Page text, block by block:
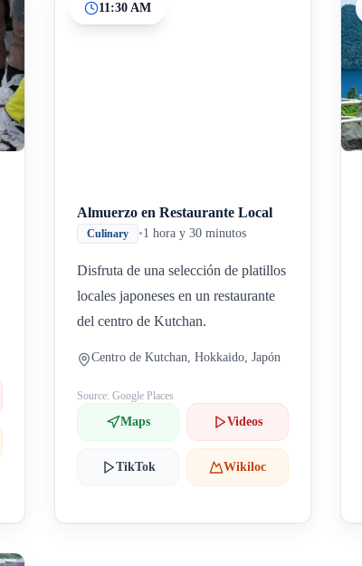
11:30 AM
Almuerzo en Restaurante Local
Culinary •1 hora y 30 minutos
Disfruta de una selección de platillos
locales japoneses en un restaurante
del centro de Kutchan.
Centro de Kutchan, Hokkaido, Japón
Source: Google Places
Maps Videos
TikTok Wikiloc